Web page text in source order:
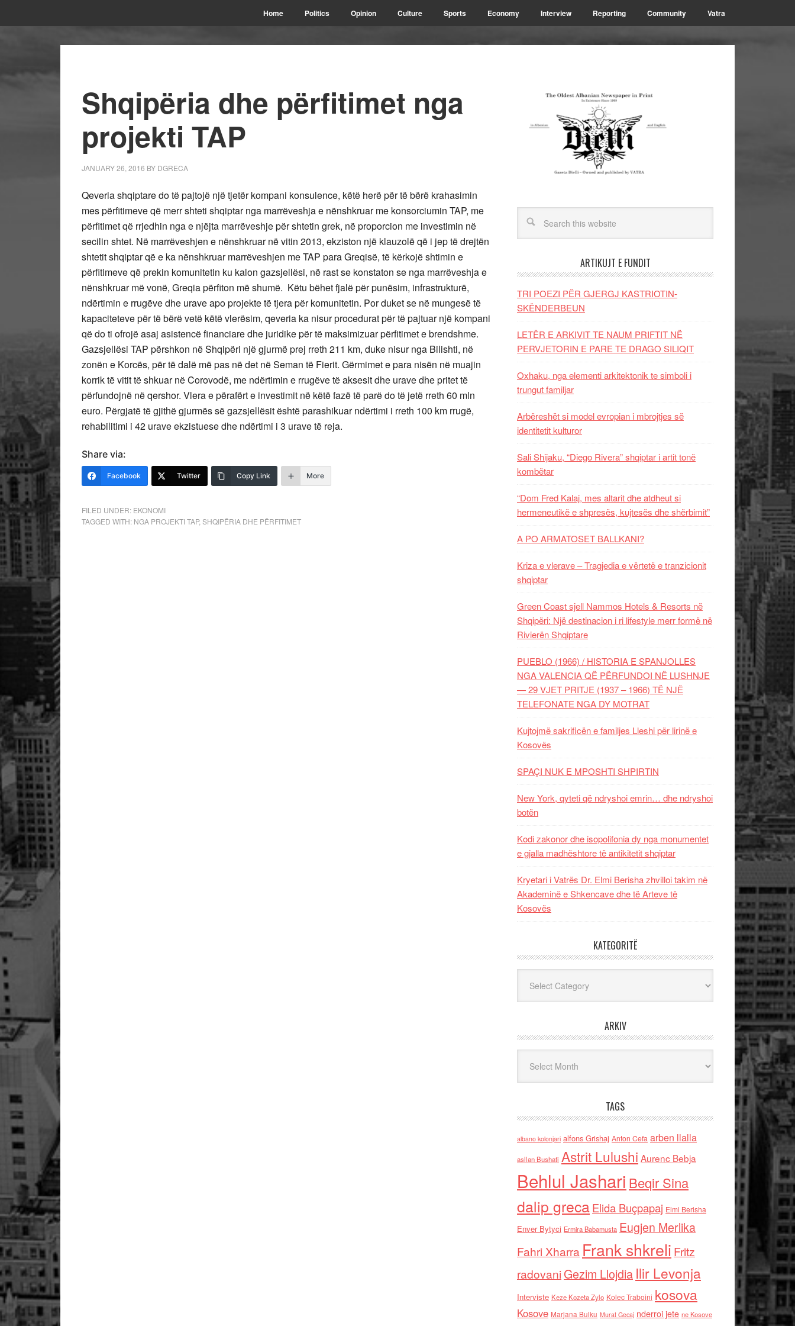
Home Politics Opinion Culture Sports Economy Interview Reporting Community Vatra
Shqipëria dhe përfitimet nga
projekti TAP
JANUARY 26, 2016 BY DGRECA
Qeveria shqiptare do të pajtojë një tjetër kompani konsulence, këtë herë për të bërë krahasimin
mes përfitimeve që merr shteti shqiptar nga marrëveshja e nënshkruar me konsorciumin TAP, me
përfitimet që rrjedhin nga e njëjta marrëveshje për shtetin grek, në proporcion me investimin në
secilin shtet. Në marrëveshjen e nënshkruar në vitin 2013, ekziston një klauzolë që i jep të drejtën
shtetit shqiptar që e ka nënshkruar marrëveshjen me TAP para Greqisë, të kërkojë shtimin e
përfitimeve që prekin komunitetin ku kalon gazsjellësi, në rast se konstaton se nga marrëveshja e
nënshkruar më vonë, Greqia përfiton më shumë. Këtu bëhet fjalë për punësim, infrastrukturë,
ndërtimin e rrugëve dhe urave apo projekte të tjera për komunitetin. Por duket se në mungesë të
kapaciteteve për të bërë vetë këtë vlerësim, qeveria ka nisur procedurat për të pajtuar një kompani
që do ti ofrojë asaj asistencë financiare dhe juridike për të maksimizuar përfitimet e brendshme.
Gazsjellësi TAP përshkon në Shqipëri një gjurmë prej rreth 211 km, duke nisur nga Bilishti, në
zonën e Korcës, për të dalë më pas në det në Seman të Fierit. Gërmimet e para nisën në muajin
korrik të vitit të shkuar në Corovodë, me ndërtimin e rrugëve të aksesit dhe urave dhe pritet të
përfundojnë në qershor. Vlera e përafërt e investimit në këtë fazë të parë do të jetë rreth 60 mln
euro. Përgjatë të gjithë gjurmës së gazsjellësit është parashikuar ndërtimi i rreth 100 km rrugë,
rehabilitimi i 42 urave ekzistuese dhe ndërtimi i 3 urave të reja.
Share via:
Facebook Twitter Copy Link More
FILED UNDER: EKONOMI
TAGGED WITH: NGA PROJEKTI TAP, SHQIPËRIA DHE PËRFITIMET
ARTIKUJT E FUNDIT
TRI POEZI PËR GJERGJ KASTRIOTIN-
SKËNDERBEUN
LETËR E ARKIVIT TE NAUM PRIFTIT NË
PERVJETORIN E PARE TE DRAGO SILIQIT
Oxhaku, nga elementi arkitektonik te simboli i
trungut familjar
Arbëreshët si model evropian i mbrojtjes së
identitetit kulturor
Sali Shijaku, “Diego Rivera” shqiptar i artit tonë
kombëtar
“Dom Fred Kalaj, mes altarit dhe atdheut si
hermeneutikë e shpresës, kujtesës dhe shërbimit”
A PO ARMATOSET BALLKANI?
Kriza e vlerave – Tragjedia e vërtetë e tranzicionit
shqiptar
Green Coast sjell Nammos Hotels & Resorts në
Shqipëri: Një destinacion i ri lifestyle merr formë në
Rivierën Shqiptare
PUEBLO (1966) / HISTORIA E SPANJOLLES
NGA VALENCIA QË PËRFUNDOI NË LUSHNJE
— 29 VJET PRITJE (1937 – 1966) TË NJË
TELEFONATE NGA DY MOTRAT
Kujtojmë sakrificën e familjes Lleshi për lirinë e
Kosovës
SPAÇI NUK E MPOSHTI SHPIRTIN
New York, qyteti që ndryshoi emrin… dhe ndryshoi
botën
Kodi zakonor dhe isopolifonia dy nga monumentet
e gjalla madhështore të antikitetit shqiptar
Kryetari i Vatrës Dr. Elmi Berisha zhvilloi takim në
Akademinë e Shkencave dhe të Arteve të
Kosovës
KATEGORITË
ARKIV
TAGS
albano kolonjari alfons Grishaj Anton Cefa arben llalla
asllan Bushati Astrit Lulushi Aurenc Bebja
Behlul Jashari Beqir Sina
dalip grecaElida Buçpapaj Elmi Berisha
Enver Bytyci Ermira Babamusta Eugjen Merlika
Fahri Xharra Frank shkreli Fritz
radovaniGezim Llojdia Ilir Levonja
Interviste Keze Kozeta Zylo Kolec Traboini kosova
Kosove Marjana Bulku Murat Gecaj nderroi jete ne Kosove